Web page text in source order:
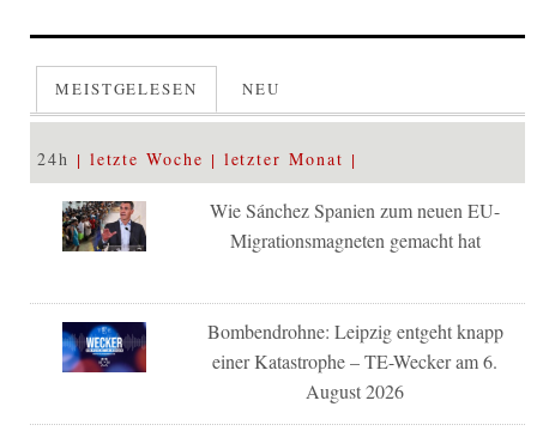
MEISTGELESEN NEU
24h letzte Woche letzter Monat
Wie Sánchez Spanien zum neuen EU-
Migrationsmagneten gemacht hat
Bombendrohne: Leipzig entgeht knapp
einer Katastrophe – TE-Wecker am 6.
August 2026